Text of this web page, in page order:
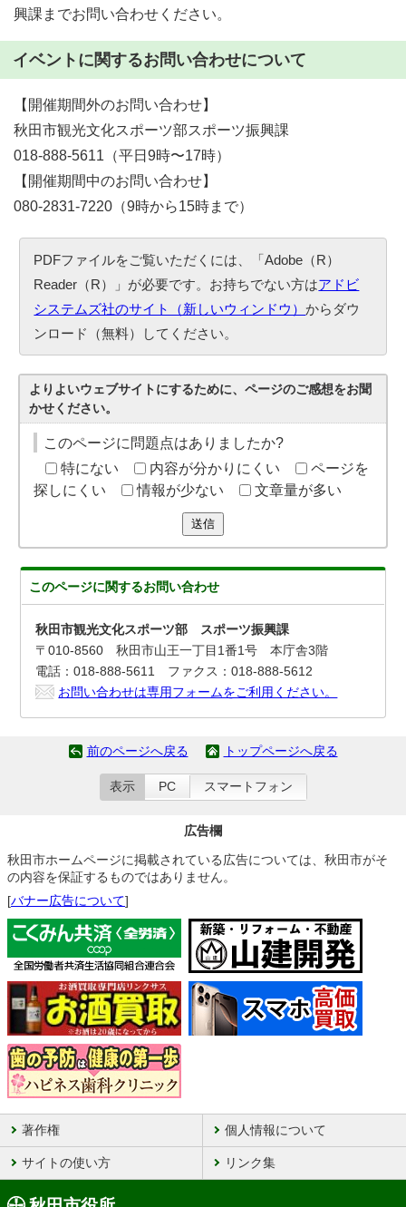
興課までお問い合わせください。
イベントに関するお問い合わせについて
【開催期間外のお問い合わせ】
秋田市観光文化スポーツ部スポーツ振興課
018-888-5611（平日9時〜17時）
【開催期間中のお問い合わせ】
080-2831-7220（9時から15時まで）
PDFファイルをご覧いただくには、「Adobe（R）
Reader（R）」が必要です。お持ちでない方はアドビ
システムズ社のサイト（新しいウィンドウ）からダウ
ンロード（無料）してください。
よりよいウェブサイトにするために、ページのご感想をお聞
かせください。
このページに問題点はありましたか?
特にない
内容が分かりにくい
ページを
探しにくい
情報が少ない 文章量が多い
送信
このページに関するお問い合わせ
秋田市観光文化スポーツ部 スポーツ振興課
〒010-8560 秋田市山王一丁目1番1号 本庁舎3階
電話：018-888-5611 ファクス：018-888-5612
お問い合わせは専用フォームをご利用ください。
前のページへ戻る トップページへ戻る
表示 PC スマートフォン
広告欄
秋田市ホームページに掲載されている広告については、秋田市がそ
の内容を保証するものではありません。
[バナー広告について]
著作権 個人情報について
サイトの使い方 リンク集